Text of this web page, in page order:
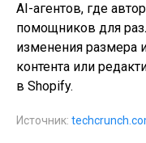
AI-агентов, где
помощников для
изменения размера
контента или
в Shopify.
Источник: